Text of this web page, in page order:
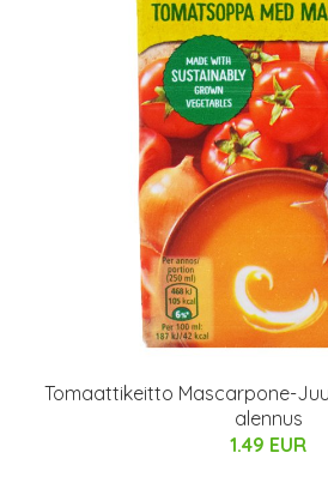
Tomaattikeitto Mascarpone-
alennus
1.49 EUR